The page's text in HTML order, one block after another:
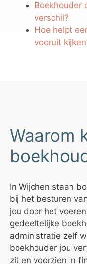
Boekhouder
verschil?
Hoe helpt
vooruit
Waarom
In Wijchen staan
bij het besturen
jou door het
gedeeltelijke
administratie zelf
boekhouder jou
zit en voorzien in